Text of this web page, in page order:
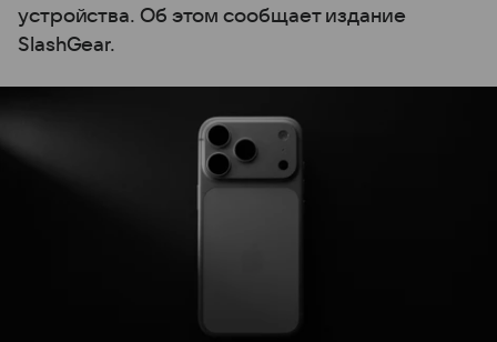
устройства. Об этом сообщает издание
SlashGear.